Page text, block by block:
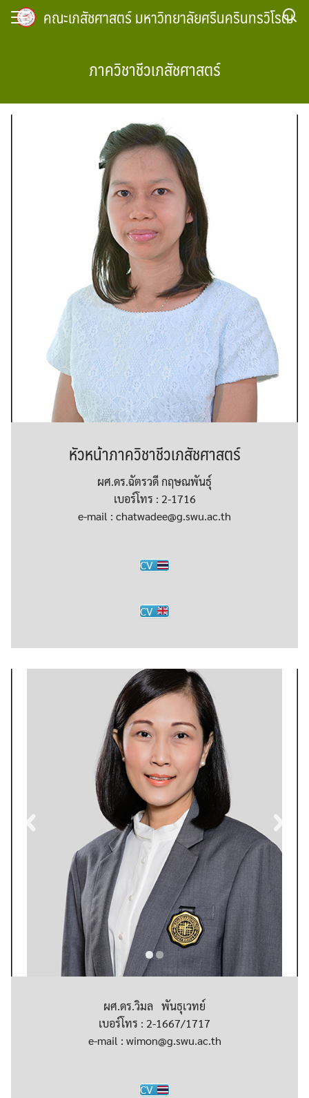
Skip
คณะเภสัชศาสตร์ มหาวิทยาลัยศรีนครินทรวิโรฒ
ภาควิชาชีวเภสัชศาสตร์
หัวหน้าภาควิชาชีวเภสัชศาสตร์
ผศ.ดร.ฉัตรวดี กฤษณพันธุ์
เบอร์โทร : 2-1716
e-mail : chatwadee@g.swu.ac.th
CV
CV
ผศ.ดร.วิมล พันธุเวทย์
เบอร์โทร : 2-1667/1717
e-mail : wimon@g.swu.ac.th
CV